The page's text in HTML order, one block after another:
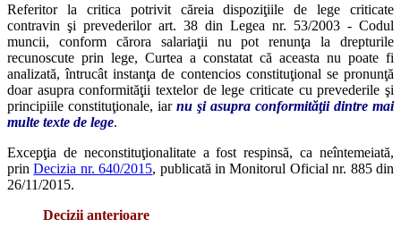
Referitor la critica potrivit căreia dispoziţiile de lege criticate
contravin şi prevederilor art. 38 din Legea nr. 53/2003 - Codul
muncii, conform cărora salariaţii nu pot renunţa la drepturile
recunoscute prin lege, Curtea a constatat că aceasta nu poate fi
analizată, întrucât instanţa de contencios constituţional se pronunţă
doar asupra conformităţii textelor de lege criticate cu prevederile şi
principiile constituţionale, iar nu şi asupra conformităţii dintre mai
multe texte de lege.
Excepţia de neconstituţionalitate a fost respinsă, ca neîntemeiată,
prinDecizia nr. 640/2015, publicată in Monitorul Oficial nr. 885 din
26/11/2015.
Decizii anterioare